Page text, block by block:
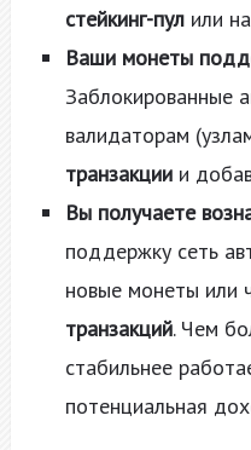
стейкинг-пулили
Ваши монеты
Заблокированные
валидаторам
транзакциии
Вы получаете
поддержку сеть
новые монеты или
транзакций. Чем
стабильнее
потенциальная